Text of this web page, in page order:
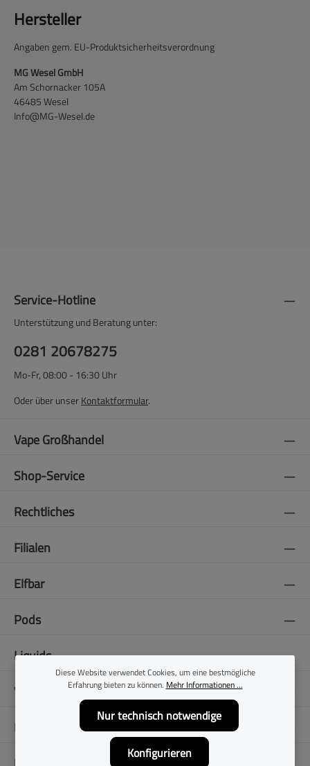
Hersteller
Angaben gem. EU-Produktsicherheitsverordnung
MG Wesel GmbH
Am Schornacker 105A
46485 Wesel
Info@MG-Wesel.de
Service-Hotline
Unterstützung und Beratung unter:
0281 20678275
Mo-Fr, 08:00 - 16:30 Uhr
Oder über unserKontaktformular.
Vape Großhandel
Shop-Service
Rechtliches
Filialen
Elfbar
Pods
Liquids
Vapes
E-Zigaretten
Diese Website verwendet Cookies, um eine bestmögliche
Erfahrung bieten zu können. Mehr Informationen ...
Nur technisch notwendige
Konfigurieren